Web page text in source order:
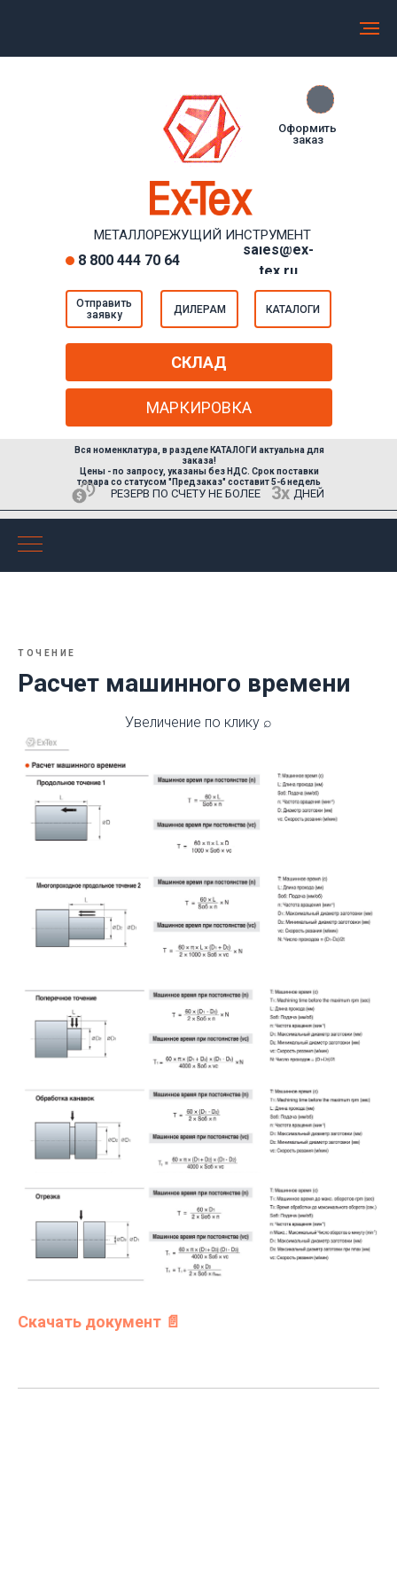
8 800 444 70 64
sales@ex-
tex.ru
КАТАЛОГИ
ДИЛЕРАМ
Отправить
заявку
МЕТАЛЛОРЕЖУЩИЙ ИНСТРУМЕНТ
Оформить
заказ
СКЛАД
МАРКИРОВКА
Вся номенклатура, в разделе КАТАЛОГИ актуальна для
заказа!
Цены - по запросу, указаны без НДС. Срок поставки
товара со статусом "Предзаказ" составит 5-6 недель
РЕЗЕРВ ПО СЧЕТУ НЕ БОЛЕЕ 3х ДНЕЙ
ТОЧЕНИЕ
Расчет машинного времени
Увеличение по клику ⌕
Скачать документ 📄